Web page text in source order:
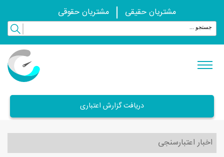
مشتریان حقیقی مشتریان حقوقی
دریافت گزارش اعتباری
اخبار اعتبارسنجی